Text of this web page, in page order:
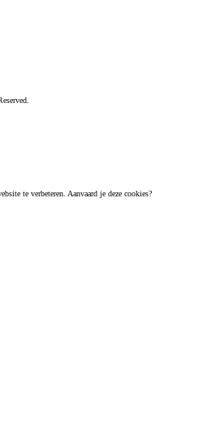
te verbeteren. Aanvaard je deze cookies?